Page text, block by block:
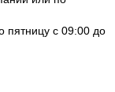
пятницу с 09:00 до